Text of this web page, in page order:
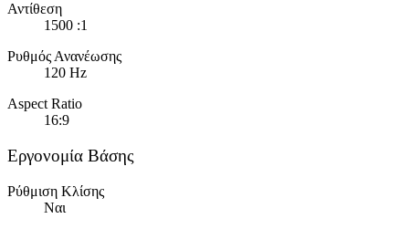
Αντίθεση
1500 :1
Ρυθμός Ανανέωσης
120 Hz
Aspect Ratio
16:9
Εργονομία Βάσης
Ρύθμιση Κλίσης
Ναι